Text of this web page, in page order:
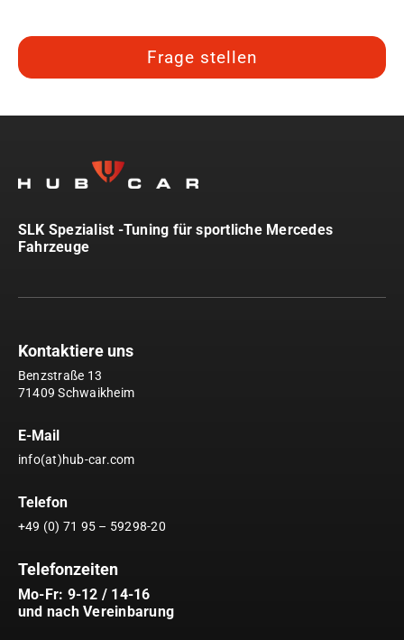
Frage stellen
SLK Spezialist -Tuning für sportliche Mercedes
Fahrzeuge
Kontaktiere uns
Benzstraße 13
71409 Schwaikheim
E-Mail
info(at)hub-car.com
Telefon
+49 (0) 71 95 – 59298-20
Telefonzeiten
Mo-Fr: 9-12 / 14-16
und nach Vereinbarung